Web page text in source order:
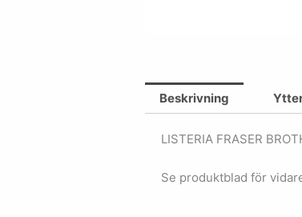
Beskrivning
LISTERIA FRASER
Se produktblad för